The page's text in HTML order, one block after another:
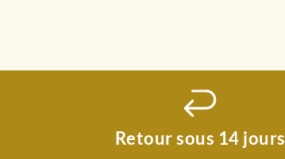
Retour sous 14 jours